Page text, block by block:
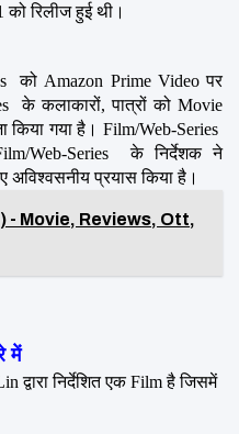
को रिलीज हुई थी।
को Amazon Prime Video पर
के कलाकारों, पात्रों को Movie
किया गया है। Film/Web-Series
Web-Series  के निर्देशक ने
प्रयास किया है।
- Movie, Reviews, Ott,
में
द्वारा निर्देशित एक Film है जिसमें